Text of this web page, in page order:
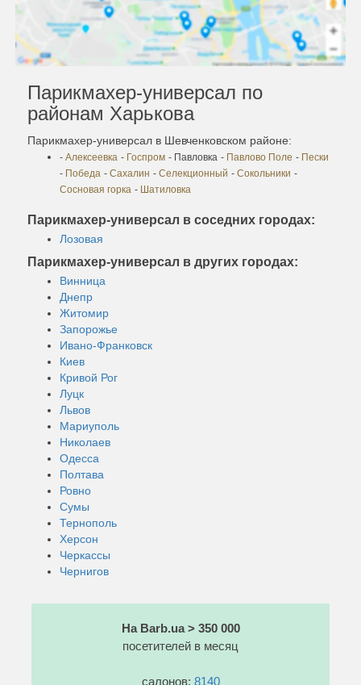
Парикмахер-универсал по
районам Харькова
Парикмахер-универсал в Шевченковском районе:
- Алексеевка - Госпром - Павловка - Павлово Поле - Пески
- Победа - Сахалин - Селекционный - Сокольники -
Сосновая горка - Шатиловка
Парикмахер-универсал в соседних городах:
Лозовая
Парикмахер-универсал в других городах:
Винница
Днепр
Житомир
Запорожье
Ивано-Франковск
Киев
Кривой Рог
Луцк
Львов
Мариуполь
Николаев
Одесса
Полтава
Ровно
Сумы
Тернополь
Херсон
Черкассы
Чернигов
На Barb.ua > 350 000
посетителей в месяц
салонов: 8140